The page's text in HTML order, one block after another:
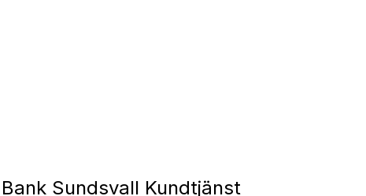
Sundsvall Kundtjänst